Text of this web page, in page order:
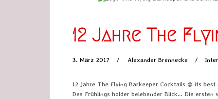
12 Jahre The
3. März 2017 Alexander Brennecke
12 Jahre The Flying Barkeeper Cocktails @ its
Des Frühlings holder belebender Blick… Die ersten